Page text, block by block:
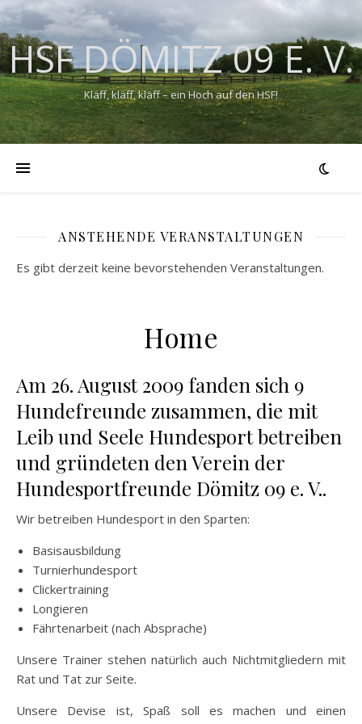
HSF DÖMITZ 09 E. V.
Kläff, kläff, kläff – ein Hoch auf den HSF!
ANSTEHENDE VERANSTALTUNGEN
Es gibt derzeit keine bevorstehenden Veranstaltungen.
Home
Am 26. August 2009 fanden sich 9
Hundefreunde zusammen, die mit
Leib und Seele Hundesport betreiben
und gründeten den Verein der
Hundesportfreunde Dömitz 09 e. V..
Wir betreiben Hundesport in den Sparten:
Basisausbildung
Turnierhundesport
Clickertraining
Longieren
Fährtenarbeit (nach Absprache)
Unsere Trainer stehen natürlich auch Nichtmitgliedern mit
Rat und Tat zur Seite.
Unsere Devise ist, Spaß soll es machen und einen